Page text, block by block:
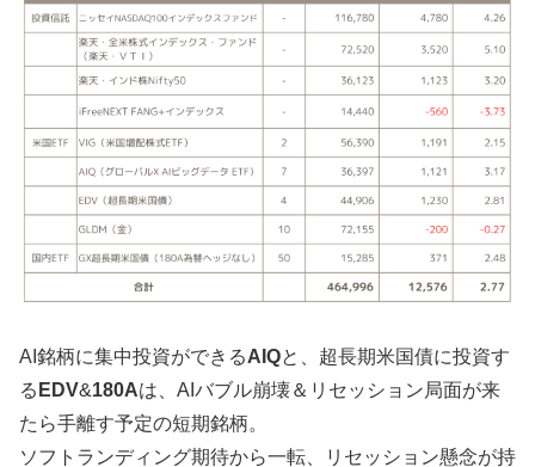
AI銘柄に集中投資ができるAIQと、超長期米国債に投資す
る EDV&180Aは、AIバブル崩壊＆リセッション局面が来
たら手離す予定の短期銘柄。
ソフトランディング期待から一転、リセッション懸念が持